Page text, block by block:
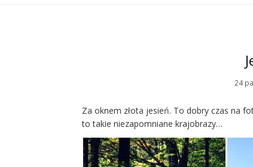
24
Za oknem złota jesień. To dobry czas na
to takie niezapomniane krajobrazy…